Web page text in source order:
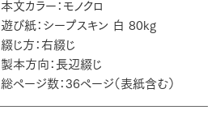
本文カラー：モノクロ
遊び紙：シープスキン 白 80kg
綴じ方：右綴じ
製本方向：長辺綴じ
総ページ数：36ページ（表紙含む）